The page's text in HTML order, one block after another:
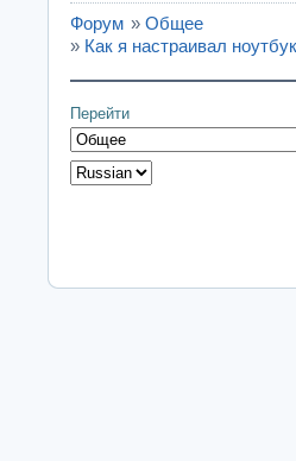
Форум » Общее
» Как я настраивал
Перейти